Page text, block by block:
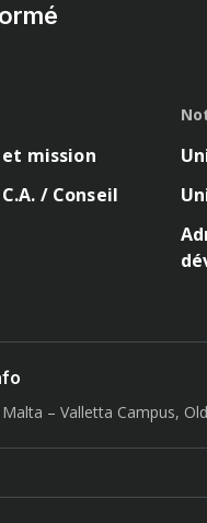
mission
/ Conseil
– Valletta Campus,